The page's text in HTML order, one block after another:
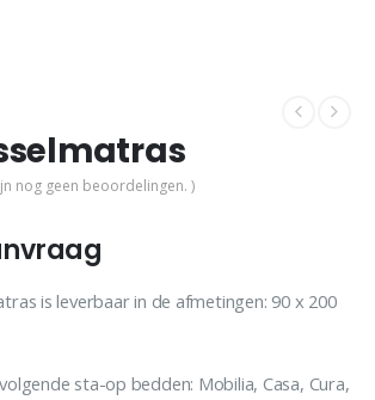
nog geen beoordelingen. )
is leverbaar in de afmetingen: 90 x 200
sta-op bedden: Mobilia, Casa, Cura,